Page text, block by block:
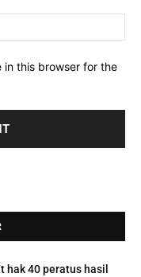
in this browser for the
hak 40 peratus hasil